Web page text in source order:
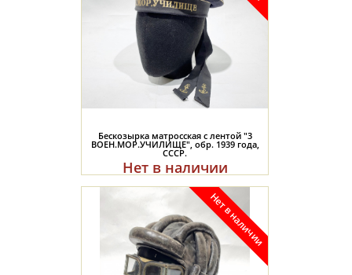
Бескозырка матросская с лентой "3
ВОЕН.МОР.УЧИЛИЩЕ", обр. 1939 года,
СССР.
Нет в наличии